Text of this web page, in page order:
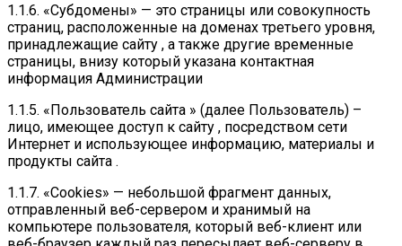
1.1.6. «Субдомены» — это страницы или совокупность
страниц, расположенные на доменах третьего уровня,
принадлежащие сайту , а также другие временные
страницы, внизу который указана контактная
информация Администрации
1.1.5. «Пользователь сайта » (далее Пользователь) –
лицо, имеющее доступ к сайту , посредством сети
Интернет и использующее информацию, материалы и
продукты сайта .
1.1.7. «Cookies» — небольшой фрагмент данных,
отправленный веб-сервером и хранимый на
компьютере пользователя, который веб-клиент или